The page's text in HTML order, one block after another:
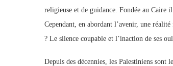
religieuse et de guidance. Fondée au Caire
Cependant, en abordant l’avenir, une
? Le silence coupable et l’inaction de ses
Depuis des décennies, les Palestiniens sont